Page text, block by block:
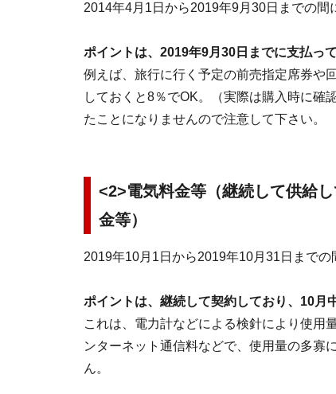
2014年4月1日から2019年9月30日までの間
ポイントは、2019年9月30日までに支払っ
例えば、旅行に行く予定の前売指定席券や
しておくと8％でOK。（実際は購入時に確
たことになりませんので注意して下さい。
<2>電気料金等（継続して供給
金等）
2019年10月1日から2019年10月31日まで
ポイントは、継続して契約しており、10月
これは、電力計などによる検針により使用
ンターネット通信料などで、使用量の多寡
ん。